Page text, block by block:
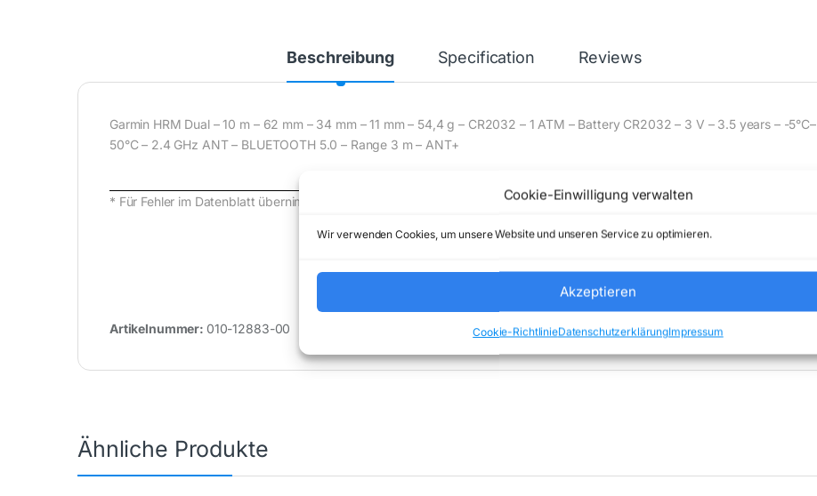
Cookie-Einwilligung verwalten
Wir verwenden Cookies, um unsere Website und unseren Service zu optimieren.
Akzeptieren
Cookie-RichtlinieDatenschutzerklärungImpressum
Beschreibung Specification Reviews
Garmin HRM Dual – 10 m – 62 mm – 34 mm – 11 mm – 54,4 g – CR2032 – 1 ATM – Battery CR2032 – 3 V – 3.5 years – -5°C–
50°C – 2.4 GHz ANT – BLUETOOTH 5.0 – Range 3 m – ANT+
* Für Fehler im Datenblatt übernimmt (buy-net.de) Comstex GmbH & Co. KG keine Haftung ( 202608062000 )
Artikelnummer: 010-12883-00 Uncategorized Marke:GARMIN
Ähnliche Produkte